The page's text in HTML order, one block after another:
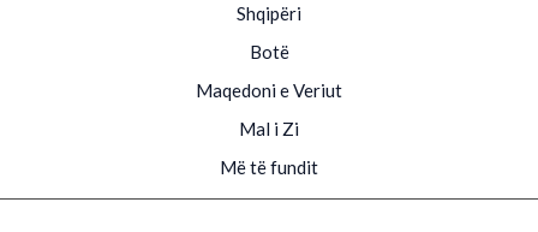
Shqipëri
Botë
Maqedoni e Veriut
Mal i Zi
Më të fundit